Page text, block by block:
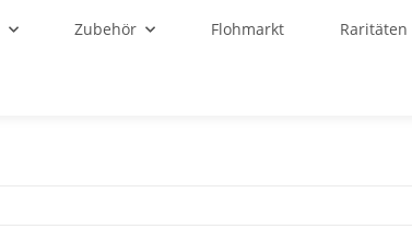
Zubehör Flohmarkt Raritäten